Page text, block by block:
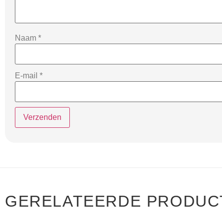
Naam *
E-mail *
GERELATEERDE